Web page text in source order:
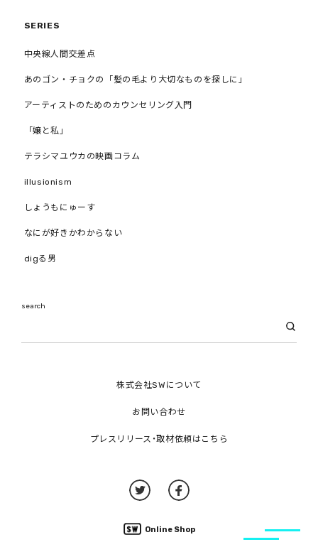
株式会社SWについて
お問い合わせ
プレスリリース・取材依頼はこちら
Online Shop
SERIES
中央線人間交差点
あのゴン・チョクの「髪の毛より大切なものを探しに」
アーティストのためのカウンセリング入門
「嬢と私」
テラシマユウカの映画コラム
illusionism
しょうもにゅーす
なにが好きかわからない
digる男
search